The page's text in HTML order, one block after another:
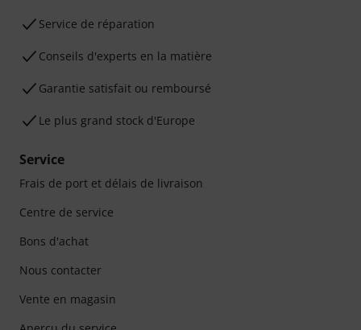
Service de réparation
Conseils d'experts en la matière
Garantie satisfait ou remboursé
Le plus grand stock d'Europe
Service
Frais de port et délais de livraison
Centre de service
Bons d'achat
Nous contacter
Vente en magasin